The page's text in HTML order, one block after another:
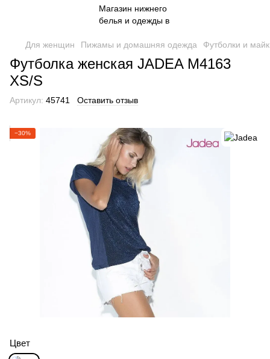
Для женщин Пижамы и домашняя одежда Футболки и
Футболка женская JADEA M4163
XS/S
Артикул: 45741 Оставить отзыв
−30%
Цвет